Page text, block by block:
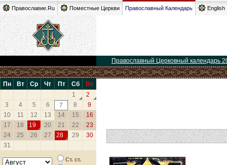
Православие.Ru Поместные Церкви Православный Календарь English
Православный Церковный календарь
Пн Вт Ср Чт Пт Сб
Вс
1
2
3
4 5 6 7 8
9
10
11 12 13 14 15
16
17
18 19 20 21 22
23
24
25 26 27 28 29
30
31
Ст. ст.